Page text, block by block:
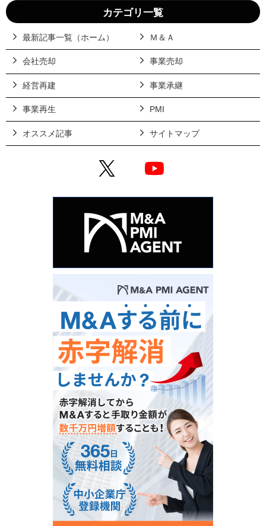
カテゴリ一覧
最新記事一覧（ホーム） Ｍ＆Ａ
会社売却 事業売却
経営再建 事業承継
事業再生 PMI
オススメ記事 サイトマップ
X